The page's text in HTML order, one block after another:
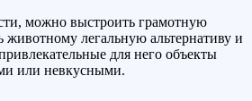
можно выстроить грамотную
животному легальную альтернативу и
для него объекты
или невкусными.